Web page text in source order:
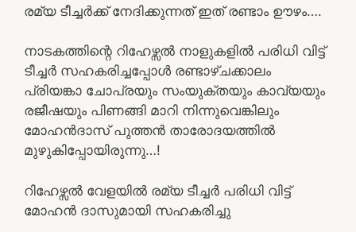
രമ്യ ടീച്ചർക്ക് നേദിക്കുന്നത് ഇത് രണ്ടാം ഊഴം….
നാടകത്തിന്റെ റിഹേഴ്സൽ നാളുകളിൽ പരിധി വിട്ട്
ടീച്ചർ സഹകരിച്ചപ്പോൾ രണ്ടാഴ്ചക്കാലം
പ്രിയങ്കാ ചോപ്രയും സംയുക്തയും കാവ്യയും
രജീഷയും പിണങ്ങി മാറി നിന്നുവെങ്കിലും
മോഹൻദാസ് പുത്തൻ താരോദയത്തിൽ
മുഴുകിപ്പോയിരുന്നു…!
റിഹേഴ്സൽ വേളയിൽ രമ്യ ടീച്ചർ പരിധി വിട്ട്
മോഹൻ ദാസുമായി സഹകരിച്ചു